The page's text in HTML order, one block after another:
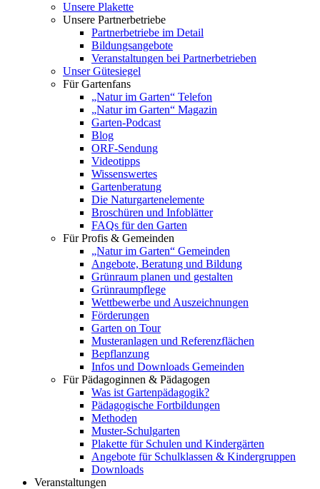
Unsere Plakette
Unsere Partnerbetriebe
Partnerbetriebe im Detail
Bildungsangebote
Veranstaltungen bei Partnerbetrieben
Unser Gütesiegel
Für Gartenfans
„Natur im Garten“ Telefon
„Natur im Garten“ Magazin
Garten-Podcast
Blog
ORF-Sendung
Videotipps
Wissenswertes
Gartenberatung
Die Naturgartenelemente
Broschüren und Infoblätter
FAQs für den Garten
Für Profis & Gemeinden
„Natur im Garten“ Gemeinden
Angebote, Beratung und Bildung
Grünraum planen und gestalten
Grünraumpflege
Wettbewerbe und Auszeichnungen
Förderungen
Garten on Tour
Musteranlagen und Referenzflächen
Bepflanzung
Infos und Downloads Gemeinden
Für Pädagoginnen & Pädagogen
Was ist Gartenpädagogik?
Pädagogische Fortbildungen
Methoden
Muster-Schulgarten
Plakette für Schulen und Kindergärten
Angebote für Schulklassen & Kindergruppen
Downloads
Veranstaltungen